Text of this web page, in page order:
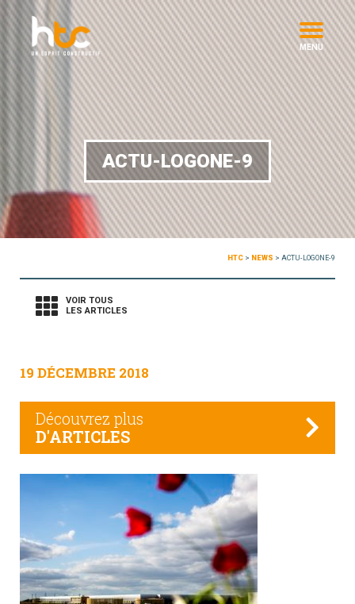
MENU
ACTU-LOGONE-9
HTC > NEWS > ACTU-LOGONE-9
VOIR TOUS
LES ARTICLES
19 DÉCEMBRE 2018
Découvrez plus
D'ARTICLES